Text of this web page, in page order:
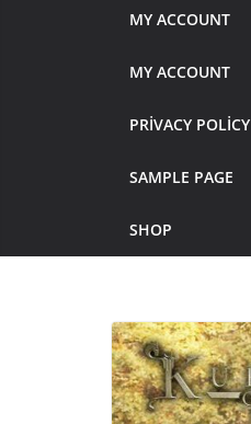
MY ACCOUNT
MY ACCOUNT
PRIVACY POLICY
SAMPLE PAGE
SHOP